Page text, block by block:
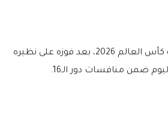
تأهل منتخب بلجيكا إلى الدور ربع النهائي دور الثمانية من بطولة كأس العالم 2026، بعد فوزه على نظيره
ضمن منافسات دور الـ16.